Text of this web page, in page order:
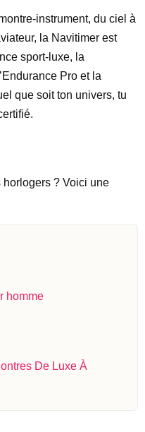
instrument, du ciel à
la Navitimer est
sport-luxe, la
Pro et la
que soit ton univers, tu
horlogers ? Voici une
homme
De Luxe À